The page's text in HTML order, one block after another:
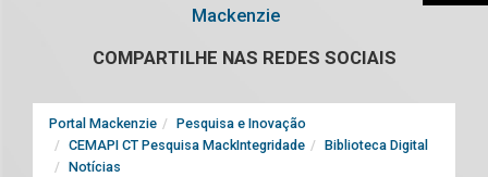
Mackenzie
COMPARTILHE NAS REDES SOCIAIS
Portal Mackenzie
Pesquisa e Inovação
CEMAPI CT Pesquisa MackIntegridade
Biblioteca Digital
Notícias